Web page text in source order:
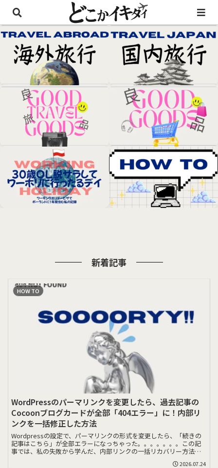
新着記事
HOW TO
WordPressのパーマリンクを変更したら、過去記事の
Cocoonブログカードが全部「404エラー」に！内部リ
ンクを一括修正した方法
Wordpressの設定で、パーマリンクの形式を変更したら、「続きの
記事はこちら」が全部エラーになっちゃった。。。。。。。この記
事では、私の失敗から学んだ、内部リンクの一括リカバリー方法を
2026.07.24